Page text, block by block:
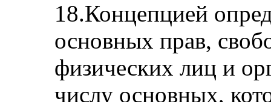
18.Концепцией
основных прав,
физических лиц и
числу основных,